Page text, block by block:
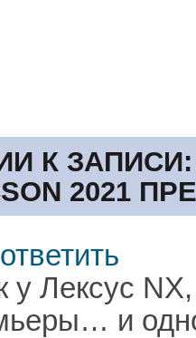
К
2021
ответить
у Лексус
и